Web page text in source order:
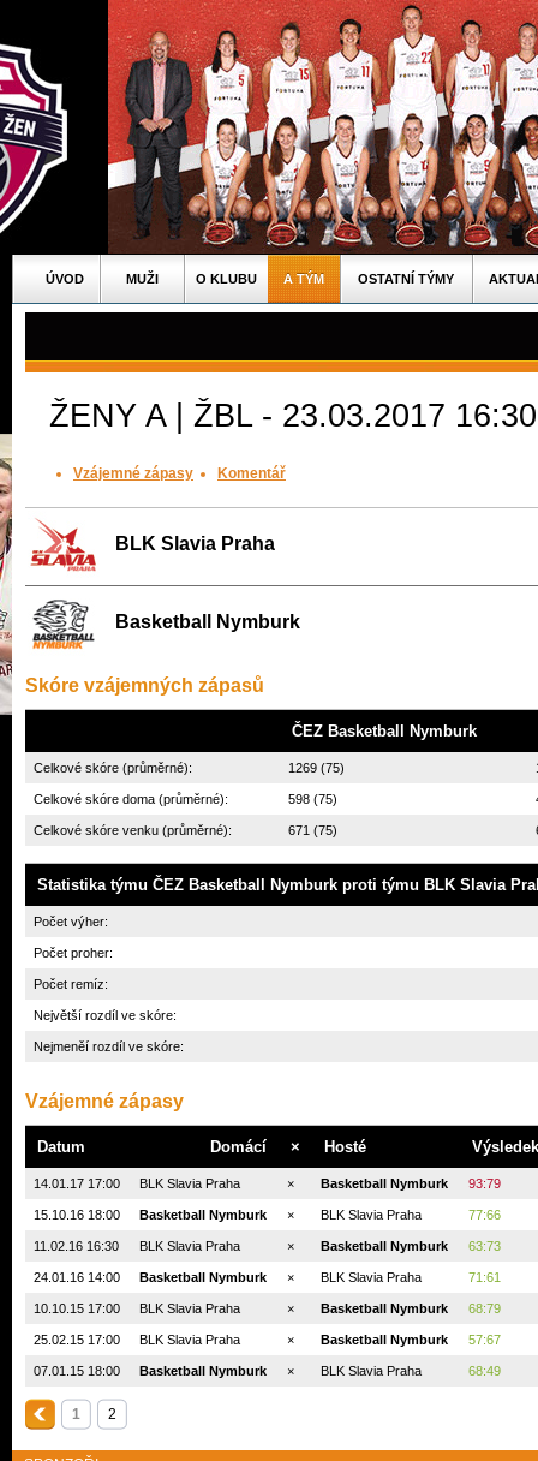
ÚVOD MUŽI O KLUBU A TÝM OSTATNÍ TÝMY
ŽENY A | ŽBL - 23.03.2017 16:30
Vzájemné zápasy Komentář
BLK Slavia Praha
Basketball Nymburk
Skóre vzájemných zápasů
ČEZ Basketball Nymburk
Celkové skóre (průměrné): 1269 (75)
Celkové skóre doma (průměrné): 598 (75)
Celkové skóre venku (průměrné): 671 (75)
Statistika týmu ČEZ Basketball Nymburk proti týmu BLK Slavia
Počet výher:
Počet proher:
Počet remíz:
Největší rozdíl ve skóre:
Nejmeněí rozdíl ve skóre:
Vzájemné zápasy
Datum Domácí × Hosté Výsledek
14.01.17 17:00 BLK Slavia Praha × Basketball Nymburk 93:79
15.10.16 18:00 Basketball Nymburk × BLK Slavia Praha 77:66
11.02.16 16:30 BLK Slavia Praha × Basketball Nymburk 63:73
24.01.16 14:00 Basketball Nymburk × BLK Slavia Praha 71:61
10.10.15 17:00 BLK Slavia Praha × Basketball Nymburk 68:79
25.02.15 17:00 BLK Slavia Praha × Basketball Nymburk 57:67
07.01.15 18:00 Basketball Nymburk × BLK Slavia Praha 68:49
1 2